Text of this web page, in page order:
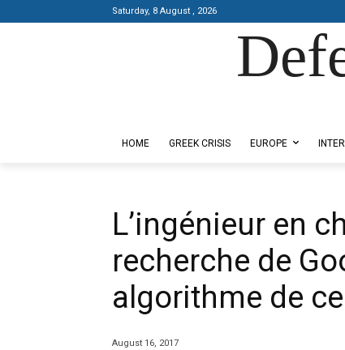
Saturday, 8 August , 2026
HOME GREEK CRISIS EUROPE
L’ingénieur en
recherche de
algorithme de
August 16, 2017